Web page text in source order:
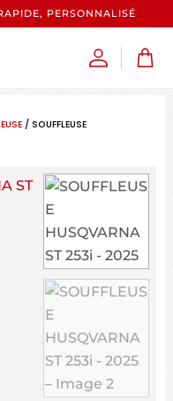
PERSONNALISÉ
/ SOUFFLEUSE